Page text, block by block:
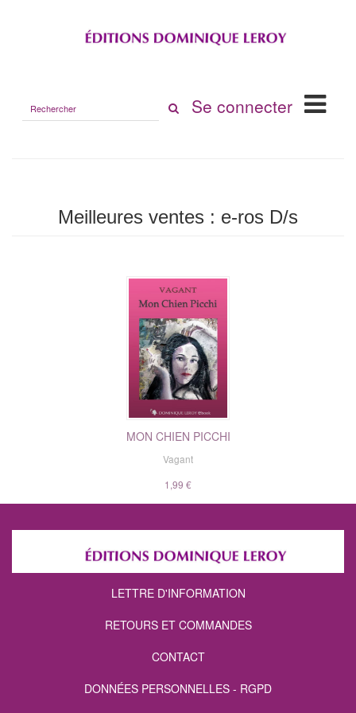
le
Se connecter
Meilleures ventes : e-ros D/s
MON CHIEN PICCHI
Vagant
1,99 €
LETTRE D'INFORMATION
RETOURS ET COMMANDES
CONTACT
DONNÉES PERSONNELLES - RGPD